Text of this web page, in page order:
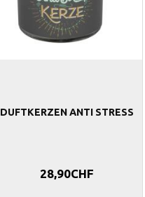
DUFTKERZEN ANTI STRESS
28,90CHF